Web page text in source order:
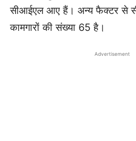
सीआईएल आए हैं। अन्य फैक्टर से
कामगारों की संख्या 65 है।
Advertisement